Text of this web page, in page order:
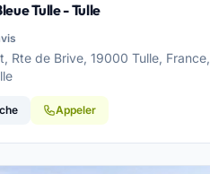
Tulle - Tulle
Rte de Brive, 19000 Tulle, France,
Appeler